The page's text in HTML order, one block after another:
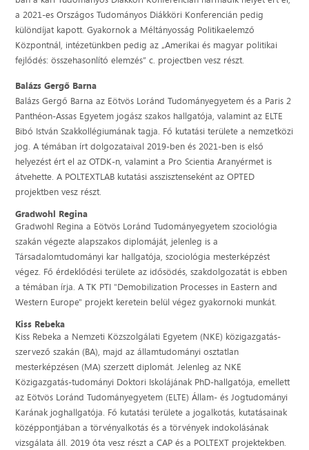
a 2021-es Országos Tudományos Diákköri Konferencián pedig
különdíjat kapott. Gyakornok a Méltányosság Politikaelemző
Központnál, intézetünkben pedig az „Amerikai és magyar politikai
fejlődés: összehasonlító elemzés” c. projectben vesz részt.
Balázs Gergő Barna
Balázs Gergő Barna az Eötvös Loránd Tudományegyetem és a Paris 2
Panthéon-Assas Egyetem jogász szakos hallgatója, valamint az ELTE
Bibó István Szakkollégiumának tagja. Fő kutatási területe a nemzetközi
jog. A témában írt dolgozataival 2019-ben és 2021-ben is első
helyezést ért el az OTDK-n, valamint a Pro Scientia Aranyérmet is
átvehette. A POLTEXTLAB kutatási asszisztenseként az OPTED
projektben vesz részt.
Gradwohl Regina
Gradwohl Regina a Eötvös Loránd Tudományegyetem szociológia
szakán végezte alapszakos diplomáját, jelenleg is a
Társadalomtudományi kar hallgatója, szociológia mesterképzést
végez. Fő érdeklődési területe az idősödés, szakdolgozatát is ebben
a témában írja. A TK PTI "Demobilization Processes in Eastern and
Western Europe" projekt keretein belül végez gyakornoki munkát.
Kiss Rebeka
Kiss Rebeka a Nemzeti Közszolgálati Egyetem (NKE) közigazgatás-
szervező szakán (BA), majd az államtudományi osztatlan
mesterképzésen (MA) szerzett diplomát. Jelenleg az NKE
Közigazgatás-tudományi Doktori Iskolájának PhD-hallgatója, emellett
az Eötvös Loránd Tudományegyetem (ELTE) Állam- és Jogtudományi
Karának joghallgatója. Fő kutatási területe a jogalkotás, kutatásainak
középpontjában a törvényalkotás és a törvények indokolásának
vizsgálata áll. 2019 óta vesz részt a CAP és a POLTEXT projektekben.